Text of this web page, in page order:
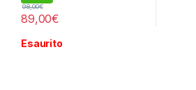
89,00€
98,00€
Esaurito